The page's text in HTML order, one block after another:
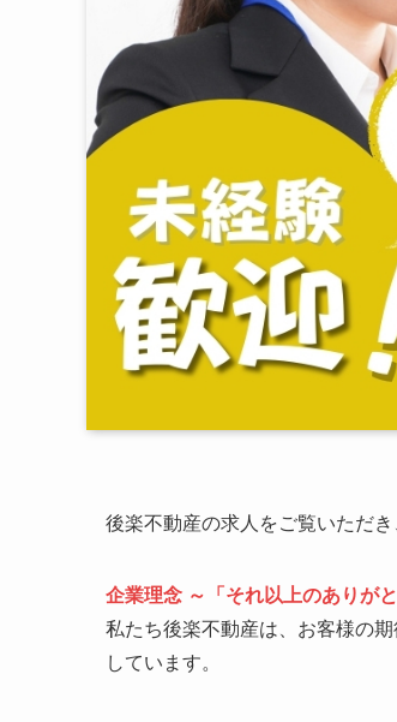
後楽不動産の求人をご覧いただ
企業理念 ～「それ以上のありが
私たち後楽不動産は、お客様の
しています。